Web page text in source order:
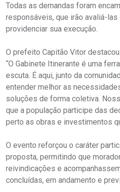
Todas as demandas foram
responsáveis, que irão avaliá-las
providenciar sua execução.
O prefeito Capitão Vitor
“O Gabinete Itinerante é uma
escuta. É aqui, junto da
entender melhor as
soluções de forma coletiva.
que a população participe das
perto as obras e investimentos
O evento reforçou o caráter
proposta, permitindo que
reivindicações e
concluídas, em andamento e